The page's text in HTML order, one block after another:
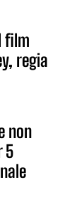
film
regia
non
5